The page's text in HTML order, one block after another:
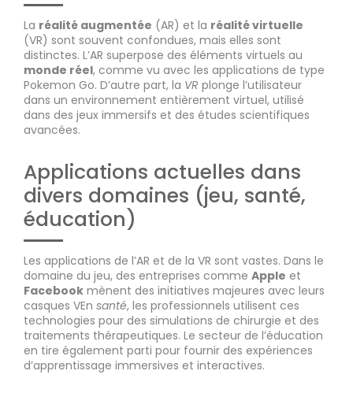
La réalité augmentée (AR) et la réalité virtuelle
(VR) sont souvent confondues, mais elles sont
distinctes. L’AR superpose des éléments virtuels au
monde réel, comme vu avec les applications de type
Pokemon Go. D’autre part, la VR plonge l’utilisateur
dans un environnement entièrement virtuel, utilisé
dans des jeux immersifs et des études scientifiques
avancées.
Applications actuelles dans
divers domaines (jeu, santé,
éducation)
Les applications de l’AR et de la VR sont vastes. Dans le
domaine du jeu, des entreprises comme Apple et
Facebook mènent des initiatives majeures avec leurs
casques VEn santé, les professionnels utilisent ces
technologies pour des simulations de chirurgie et des
traitements thérapeutiques. Le secteur de l’éducation
en tire également parti pour fournir des expériences
d’apprentissage immersives et interactives.